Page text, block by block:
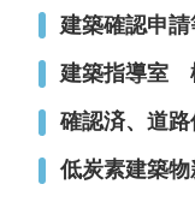
建築確認申請
建築指導室
確認済、道
低炭素建築